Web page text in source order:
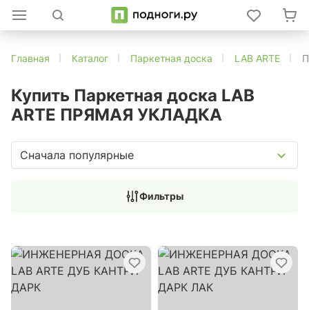
Главная Каталог Паркетная доска LAB ARTE
Купить Паркетная доска LAB
ARTE ПРЯМАЯ УКЛАДКА
Сначала популярные
Фильтры